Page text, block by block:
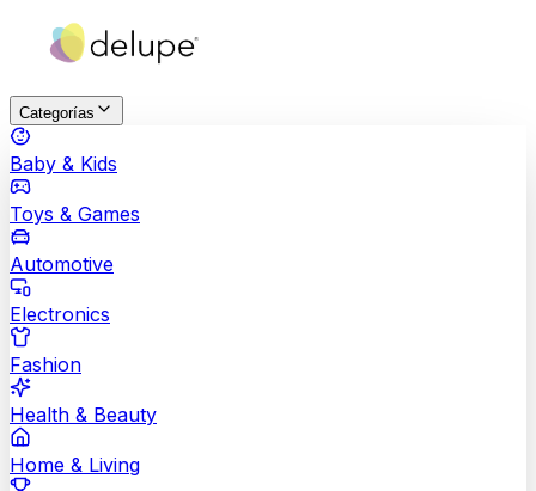
Categorías
Baby & Kids
Toys & Games
Automotive
Electronics
Fashion
Health & Beauty
Home & Living